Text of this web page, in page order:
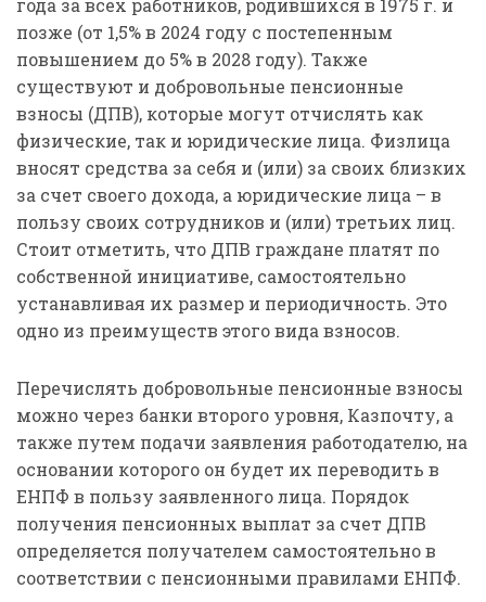
года за всех работников, родившихся в 1975 г. и
позже (от 1,5% в 2024 году с постепенным
повышением до 5% в 2028 году). Также
существуют и добровольные пенсионные
взносы (ДПВ), которые могут отчислять как
физические, так и юридические лица. Физлица
вносят средства за себя и (или) за своих близких
за счет своего дохода, а юридические лица – в
пользу своих сотрудников и (или) третьих лиц.
Стоит отметить, что ДПВ граждане платят по
собственной инициативе, самостоятельно
устанавливая их размер и периодичность. Это
одно из преимуществ этого вида взносов.
Перечислять добровольные пенсионные взносы
можно через банки второго уровня, Казпочту, а
также путем подачи заявления работодателю, на
основании которого он будет их переводить в
ЕНПФ в пользу заявленного лица. Порядок
получения пенсионных выплат за счет ДПВ
определяется получателем самостоятельно в
соответствии с пенсионными правилами ЕНПФ.